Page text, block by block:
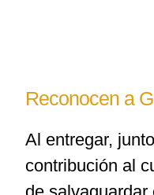
Reconocen a
Al entregar,
contribución al